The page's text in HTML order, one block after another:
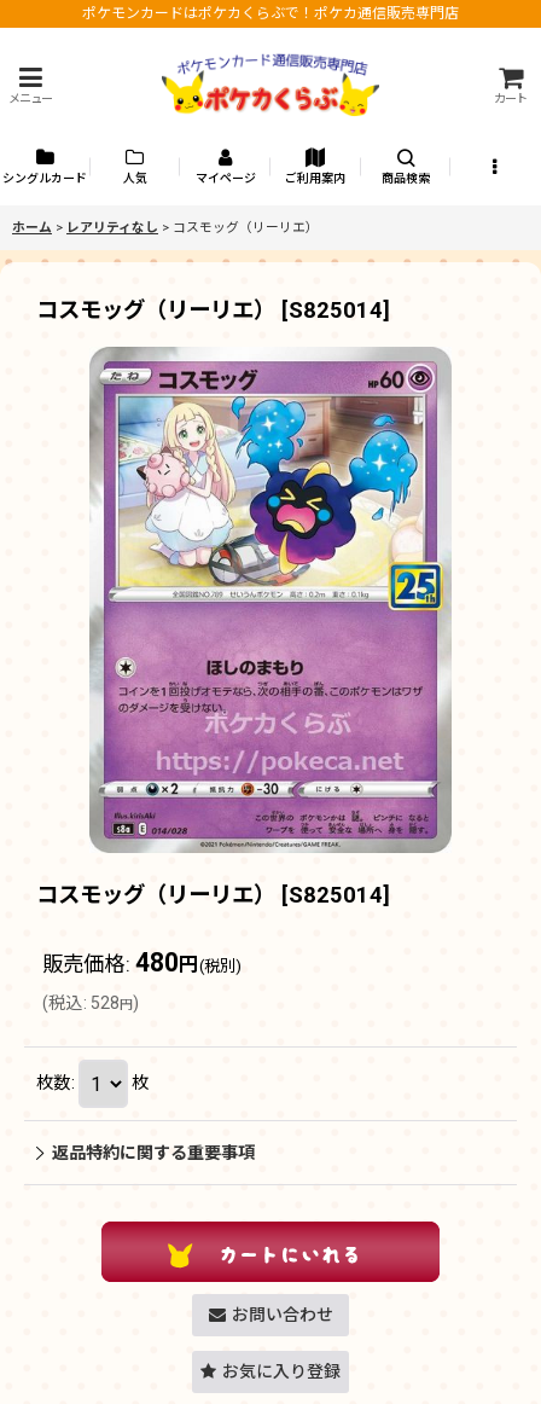
ポケモンカードはポケカくらぶで！ポケカ通信販売専門店
メニュー カート
シングルカード 人気 マイページ ご利用案内 商品検索
ホーム > レアリティなし > コスモッグ（リーリエ）
コスモッグ（リーリエ） [S825014]
コスモッグ（リーリエ） [S825014]
販売価格: 480 円 (税別)
(税込: 528 円 )
枚数: 枚
返品特約に関する重要事項
お問い合わせ
お気に入り登録